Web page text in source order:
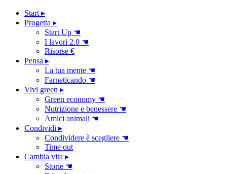
Start ▸
Progetta ▸
Start Up ☚
I lavori 2.0 ☚
Risorse €
Pensa ▸
La tua mente ☚
Farneticando ☚
Vivi green ▸
Green economy ☚
Nutrizione e benessere ☚
Amici animali ☚
Condividi ▸
Condividere è scegliere ☚
Time out
Cambia vita ▸
Storie ☚